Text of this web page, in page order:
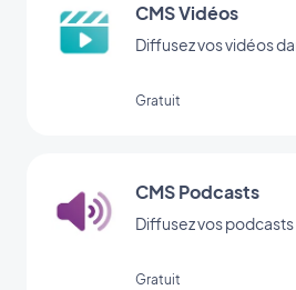
CMS Vidéos
Diffusez vos vidéos
Gratuit
CMS Podcasts
Diffusez vos
Gratuit